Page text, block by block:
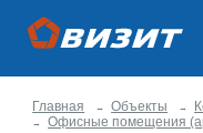
Главная Объекты
Офисные помещения